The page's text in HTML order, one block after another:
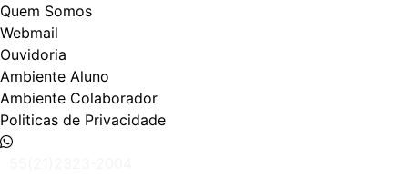
Quem Somos
Webmail
Ouvidoria
Ambiente Aluno
Ambiente Colaborador
Politicas de Privacidade